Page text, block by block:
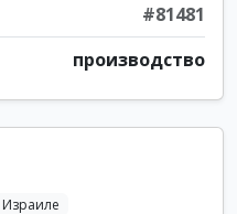
#81481
производство
Израиле